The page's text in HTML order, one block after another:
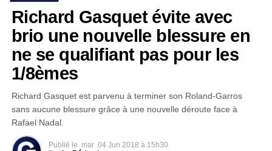
Richard Gasquet évite avec
brio une nouvelle blessure en
ne se qualifiant pas pour les
1/8èmes
Richard Gasquet est parvenu à terminer son Roland-Garros
sans aucune blessure grâce à une nouvelle déroute face à
Rafael Nadal.
Publié le mar 04 Jun 2018 à 15h30